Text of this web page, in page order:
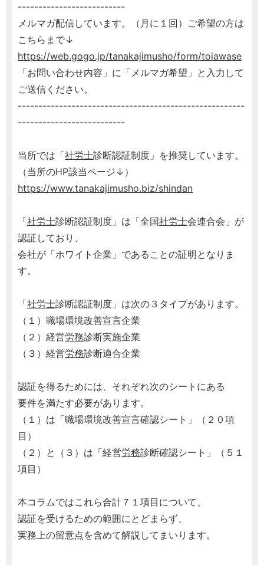
--------------------------
メルマガ配信しています。（月に１回）ご希望の方は
こちらまで↓
https://web.gogo.jp/tanakajimusho/form/toiawase
「お問い合わせ内容」に「メルマガ希望」と入力して
ご送信ください。
-------------------------------------------------------
--------------------------
当所では「社労士診断認証制度」を推奨しています。
（当所のHP該当ページ↓）
https://www.tanakajimusho.biz/shindan
「社労士診断認証制度」は「全国社労士会連合会」が
認証しており、
会社が「ホワイト企業」であることの証明となりま
す。
「社労士診断認証制度」は次の３タイプがあります。
（１）職場環境改善宣言企業
（２）経営労務診断実施企業
（３）経営労務診断適合企業
認証を得るためには、それぞれ次のシートにある
要件を満たす必要があります。
（１）は「職場環境改善宣言確認シート」（２０項
目）
（２）と（３）は「経営労務診断確認シート」（５１
項目）
本コラムではこれら合計７１項目について、
認証を受けるための範囲にとどまらず、
実務上の留意点を含めて解説してまいります。